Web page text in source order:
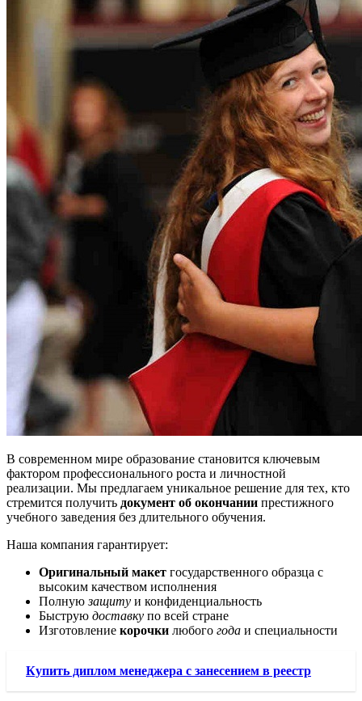
В современном мире образование становится ключевым
фактором профессионального роста и личностной
реализации. Мы предлагаем уникальное решение для тех, кто
стремится получить документ об окончании престижного
учебного заведения без длительного обучения.
Наша компания гарантирует:
Оригинальный макет государственного образца с
высоким качеством исполнения
Полнуюзащиту и конфиденциальность
Быструю доставку по всей стране
Изготовление корочки любого года и специальности
Купить диплом менеджера с занесением в реестр